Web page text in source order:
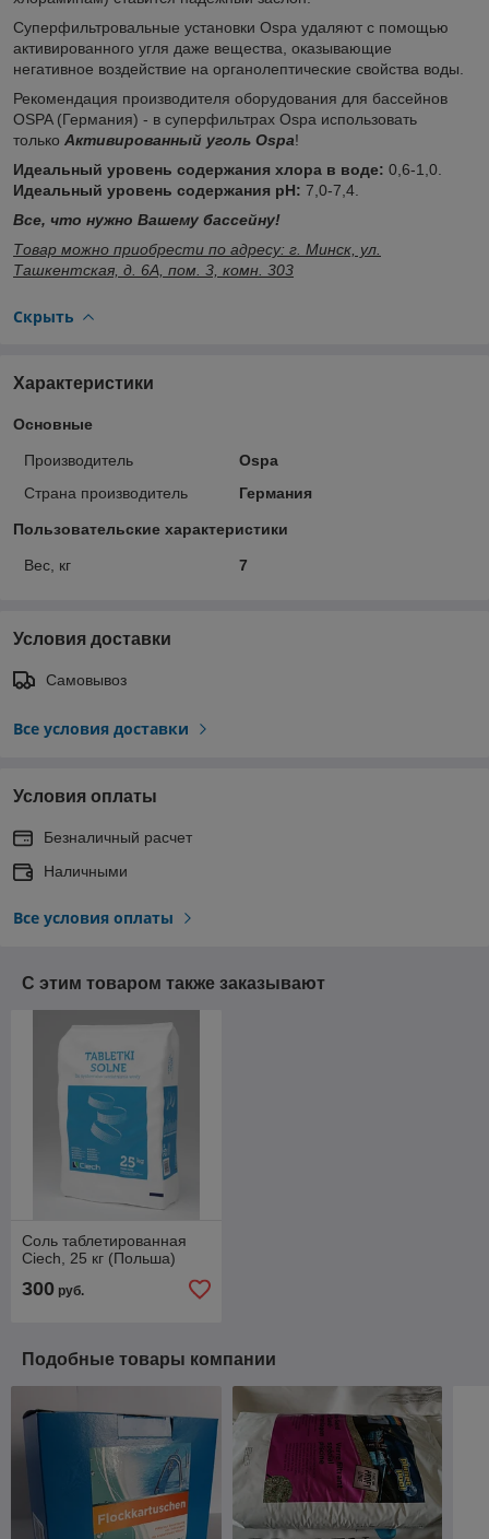
Суперфильтровальные установки Ospa удаляют с помощью
активированного угля даже вещества, оказывающие
негативное воздействие на органолептические свойства воды.
Рекомендация производителя оборудования для бассейнов
OSPA (Германия) - в суперфильтрах Ospa использовать
только Активированный уголь Ospa!
Идеальный уровень содержания хлора в воде: 0,6-1,0.
Идеальный уровень содержания рН: 7,0-7,4.
Все, что нужно Вашему бассейну!
Товар можно приобрести по адресу: г. Минск, ул.
Ташкентская, д. 6А, пом. 3, комн. 303
Скрыть
Характеристики
Основные
Производитель
Ospa
Страна производитель
Германия
Пользовательские характеристики
Вес, кг 7
Условия доставки
Самовывоз
Все условия доставки
Условия оплаты
Безналичный расчет
Наличными
Все условия оплаты
С этим товаром также заказывают
Соль таблетированная
Ciech, 25 кг (Польша)
300 руб.
Подобные товары компании